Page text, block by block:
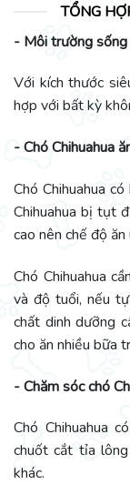
TỔNG
- Môi trường sống
Với kích thước
hợp với bất kỳ
- Chó Chihuahua
Chó Chihuahua
Chihuahua bị tụt
cao nên chế độ ăn
Chó Chihuahua
và độ tuổi, nếu
chất dinh dưỡng
cho ăn nhiều bữa
- Chăm sóc chó
Chó Chihuahua
chuốt cắt tỉa
khác.